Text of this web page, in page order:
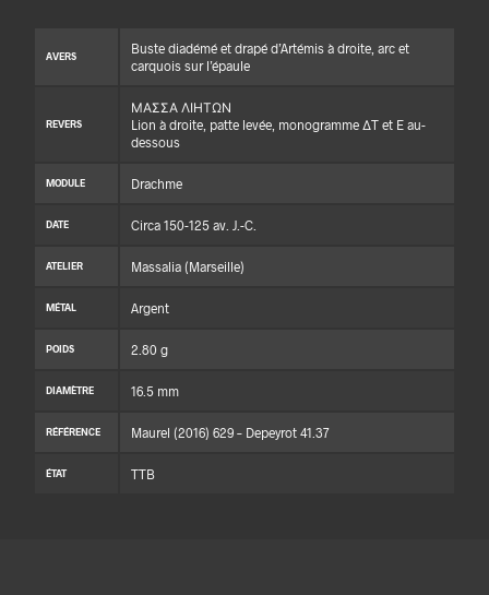
AVERS
Buste diadémé et drapé d’Artémis à droite, arc et
carquois sur l’épaule
REVERS
ΜΑΣΣΑ ΛΙΗΤΩΝ
Lion à droite, patte levée, monogramme ΔT et E au-
dessous
MODULE Drachme
DATE Circa 150-125 av. J.-C.
ATELIER Massalia (Marseille)
MÉTAL Argent
POIDS 2.80 g
DIAMÈTRE 16.5 mm
RÉFÉRENCE Maurel (2016) 629 – Depeyrot 41.37
ÉTAT TTB